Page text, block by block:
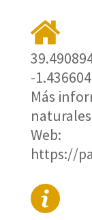
-
Más
Web:
https://